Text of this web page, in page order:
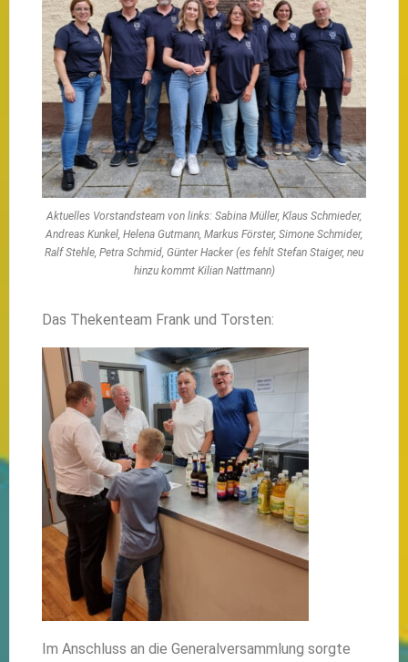
Aktuelles Vorstandsteam von links: Sabina Müller, Klaus Schmieder,
Andreas Kunkel, Helena Gutmann, Markus Förster, Simone Schmider,
Ralf Stehle, Petra Schmid, Günter Hacker (es fehlt Stefan Staiger, neu
hinzu kommt Kilian Nattmann)
Das Thekenteam Frank und Torsten:
Im Anschluss an die Generalversammlung sorgte